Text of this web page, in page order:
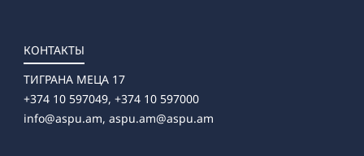
КОНТАКТЫ
ТИГРАНА МЕЦА 17
+374 10 597049, +374 10 597000
info@aspu.am, aspu.am@aspu.am